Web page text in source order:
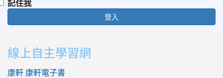
記住我
登入
:::
線上自主學習網
康軒 康軒電子書